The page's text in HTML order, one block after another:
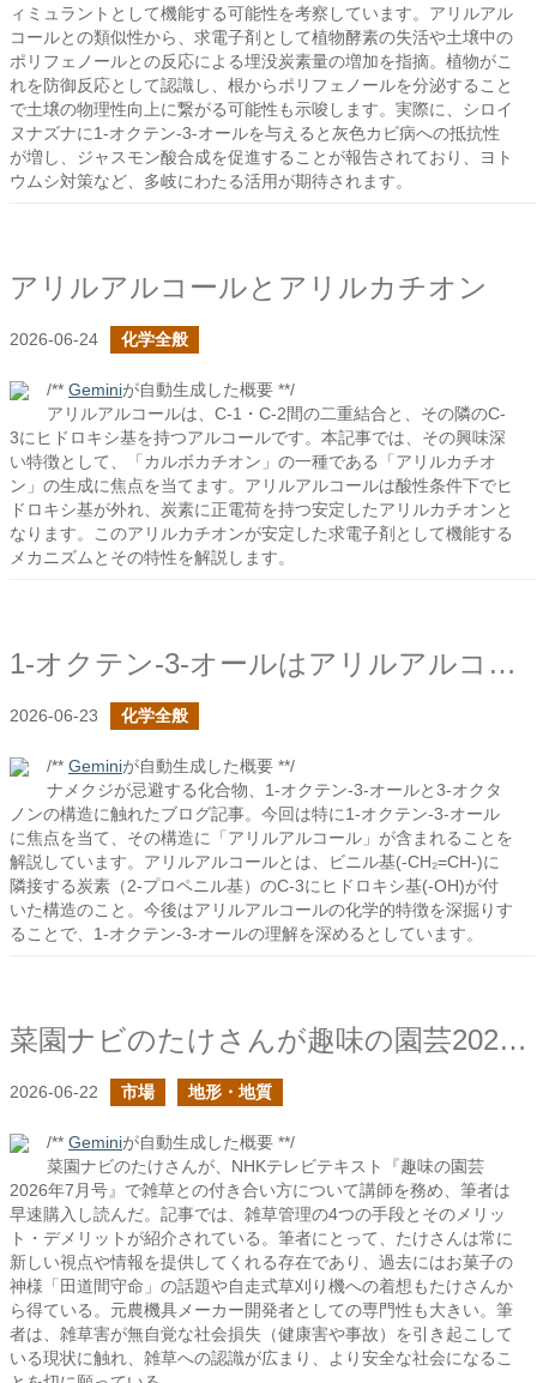
ィミュラントとして機能する可能性を考察しています。アリルアル
コールとの類似性から、求電子剤として植物酵素の失活や土壌中の
ポリフェノールとの反応による埋没炭素量の増加を指摘。植物がこ
れを防御反応として認識し、根からポリフェノールを分泌すること
で土壌の物理性向上に繋がる可能性も示唆します。実際に、シロイ
ヌナズナに1-オクテン-3-オールを与えると灰色カビ病への抵抗性
が増し、ジャスモン酸合成を促進することが報告されており、ヨト
ウムシ対策など、多岐にわたる活用が期待されます。
アリルアルコールとアリルカチオン
2026-06-24 化学全般
/** Geminiが自動生成した概要 **/
アリルアルコールは、C-1・C-2間の二重結合と、その隣のC-
3にヒドロキシ基を持つアルコールです。本記事では、その興味深
い特徴として、「カルボカチオン」の一種である「アリルカチオ
ン」の生成に焦点を当てます。アリルアルコールは酸性条件下でヒ
ドロキシ基が外れ、炭素に正電荷を持つ安定したアリルカチオンと
なります。このアリルカチオンが安定した求電子剤として機能する
メカニズムとその特性を解説します。
1-オクテン-3-オールはアリルアルコール
2026-06-23 化学全般
/** Geminiが自動生成した概要 **/
ナメクジが忌避する化合物、1-オクテン-3-オールと3-オクタ
ノンの構造に触れたブログ記事。今回は特に1-オクテン-3-オール
に焦点を当て、その構造に「アリルアルコール」が含まれることを
解説しています。アリルアルコールとは、ビニル基(-CH₂=CH-)に
隣接する炭素（2-プロペニル基）のC-3にヒドロキシ基(-OH)が付
いた構造のこと。今後はアリルアルコールの化学的特徴を深掘りす
ることで、1-オクテン-3-オールの理解を深めるとしています。
菜園ナビのたけさんが趣味の園芸2026年7月号の企画で講師をされていたので購入した
2026-06-22 市場 地形・地質
/** Geminiが自動生成した概要 **/
菜園ナビのたけさんが、NHKテレビテキスト『趣味の園芸
2026年7月号』で雑草との付き合い方について講師を務め、筆者は
早速購入し読んだ。記事では、雑草管理の4つの手段とそのメリッ
ト・デメリットが紹介されている。筆者にとって、たけさんは常に
新しい視点や情報を提供してくれる存在であり、過去にはお菓子の
神様「田道間守命」の話題や自走式草刈り機への着想もたけさんか
ら得ている。元農機具メーカー開発者としての専門性も大きい。筆
者は、雑草害が無自覚な社会損失（健康害や事故）を引き起こして
いる現状に触れ、雑草への認識が広まり、より安全な社会になるこ